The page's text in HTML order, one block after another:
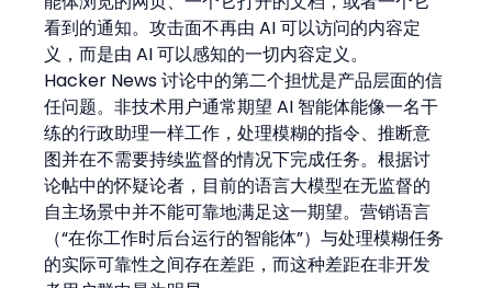
看到的通知。攻击面不再由 AI 可以访问的内容定
义，而是由 AI 可以感知的一切内容定义。
Hacker News 讨论中的第二个担忧是产品层面的信
任问题。非技术用户通常期望 AI 智能体能像一名干
练的行政助理一样工作，处理模糊的指令、推断意
图并在不需要持续监督的情况下完成任务。根据讨
论帖中的怀疑论者，目前的语言大模型在无监督的
自主场景中并不能可靠地满足这一期望。营销语言
（“在你工作时后台运行的智能体”）与处理模糊任务
的实际可靠性之间存在差距，而这种差距在非开发